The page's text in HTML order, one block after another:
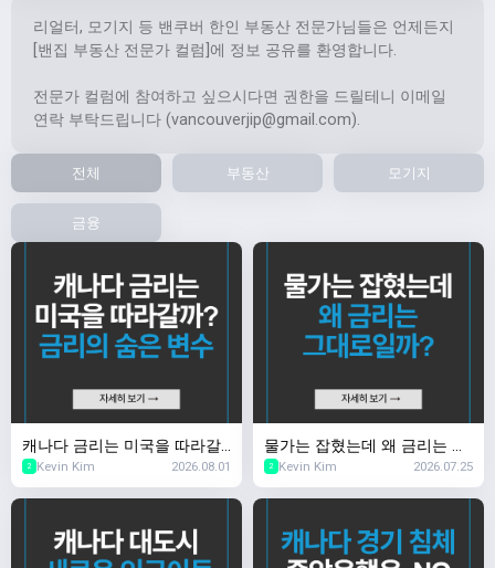
리얼터, 모기지 등 밴쿠버 한인 부동산 전문가님들은 언제든지
[밴집 부동산 전문가 컬럼]에 정보 공유를 환영합니다.
전문가 컬럼에 참여하고 싶으시다면 권한을 드릴테니 이메일
연락 부탁드립니다 (vancouverjip@gmail.com).
전체 부동산 모기지
금융
캐나다 금리는 미국을 따라갈
까? 금리의 숨은 변수
2 Kevin Kim 2026.08.01
물가는 잡혔는데 왜 금리는 그
대로일까?
2 Kevin Kim 2026.07.25